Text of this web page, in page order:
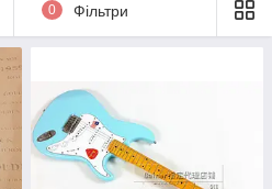
0 Фільтри